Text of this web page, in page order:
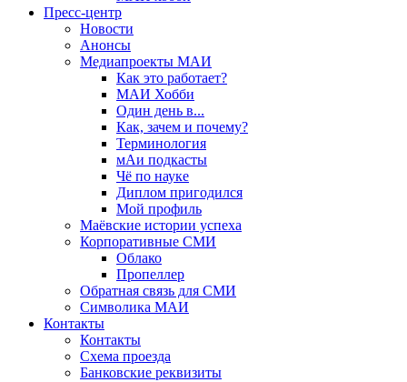
Пресс-центр
Новости
Анонсы
Медиапроекты МАИ
Как это работает?
МАИ Хобби
Один день в...
Как, зачем и почему?
Терминология
мАи подкасты
Чё по науке
Диплом пригодился
Мой профиль
Маёвские истории успеха
Корпоративные СМИ
Облако
Пропеллер
Обратная связь для СМИ
Символика МАИ
Контакты
Контакты
Схема проезда
Банковские реквизиты